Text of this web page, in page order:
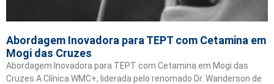
Abordagem Inovadora para TEPT com Cetamina em
Mogi das Cruzes
Abordagem Inovadora para TEPT com Cetamina em Mogi das
Cruzes A Clínica WMC+, liderada pelo renomado Dr. Wanderson de